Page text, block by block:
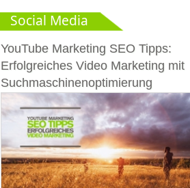
Social Media
YouTube Marketing SEO Tipps:
Erfolgreiches Video Marketing mit
Suchmaschinenoptimierung